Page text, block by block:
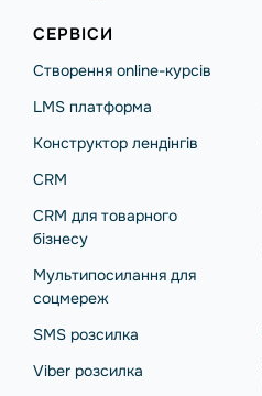
СЕРВІСИ
Створення online-курсів
LMS платформа
Конструктор лендінгів
CRM
CRM для товарного
бізнесу
Мультипосилання для
соцмереж
SMS розсилка
Viber розсилка